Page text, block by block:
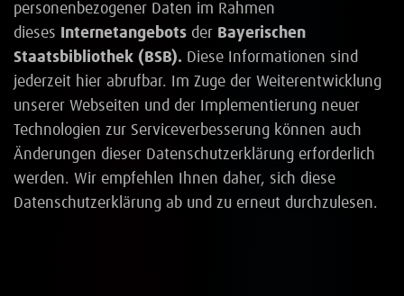
personenbezogener Daten im Rahmen
dieses
Internetangebots der Bayerischen
Staatsbibliothek (BSB). Diese Informationen sind
jederzeit hier abrufbar. Im Zuge der Weiterentwicklung
unserer Webseiten und der Implementierung neuer
Technologien zur Serviceverbesserung können auch
Änderungen dieser Datenschutzerklärung erforderlich
werden. Wir empfehlen Ihnen daher, sich diese
Datenschutzerklärung ab und zu erneut durchzulesen.